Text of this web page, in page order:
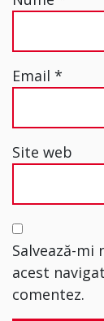
Email *
Site web
Salvează-mi
acest
comentez.